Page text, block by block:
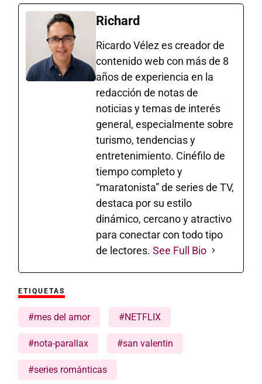
Richard
Ricardo Vélez es creador de
contenido web con más de 8
años de experiencia en la
redacción de notas de
noticias y temas de interés
general, especialmente sobre
turismo, tendencias y
entretenimiento. Cinéfilo de
tiempo completo y
“maratonista” de series de TV,
destaca por su estilo
dinámico, cercano y atractivo
para conectar con todo tipo
de lectores. See Full Bio
ETIQUETAS
#mes del amor #NETFLIX
#nota-parallax #san valentin
#series románticas